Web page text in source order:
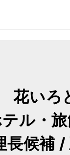
花いろ
ル・
長候補 /